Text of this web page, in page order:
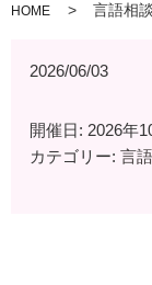
HOME 言語相談
2026/06/03
開催日: 2026年
カテゴリー:言